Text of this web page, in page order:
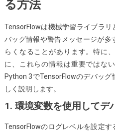
る方法
TensorFlowは機械学習ライブラ
バッグ情報や警告メッセージが
らくなることがあります。特に
に、これらの情報は重要ではな
Python 3でTensorFlowのデバッ
しく説明します。
1. 環境変数を使用してデ
TensorFlowのログレベルを設定